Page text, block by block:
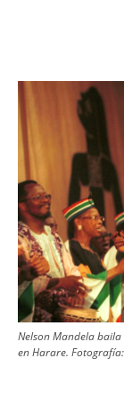
Image
Nelson Mandela
en Harare.